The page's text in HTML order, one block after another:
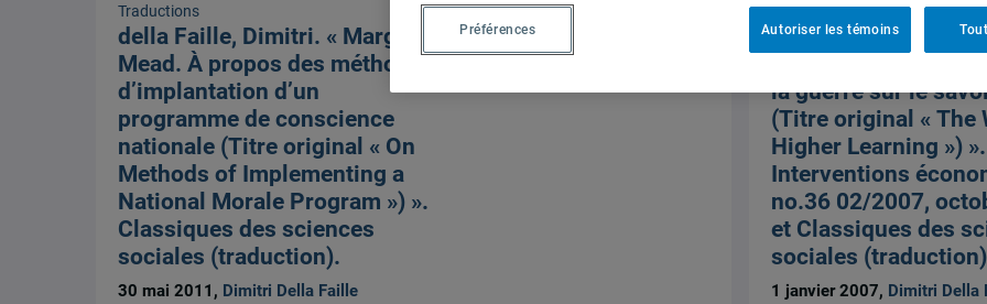
Traductions
della Faille, Dimitri. « Margaret
Mead. À propos des méthodes
d’implantation d’un
programme de conscience
nationale (Titre original « On
Methods of Implementing a
National Morale Program ») ».
Classiques des sciences
sociales (traduction).
30 mai 2011, Dimitri Della Faille
Traductions
della Faille, Dimitri.
la guerre sur le
(Titre original « The
Higher Learning ») ».
Interventions
no.36 02/2007,
et Classiques des
sociales
1 janvier 2007, Dimitri Della
Autoriser les témoins
Préférences